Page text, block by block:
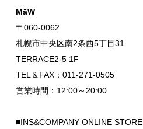
MāW
〒060-0062
札幌市中央区南2条西5丁目31
TERRACE2-5 1F
TEL＆FAX：011-271-0505
営業時間：12:00～20:00
■INS&COMPANY ONLINE STORE